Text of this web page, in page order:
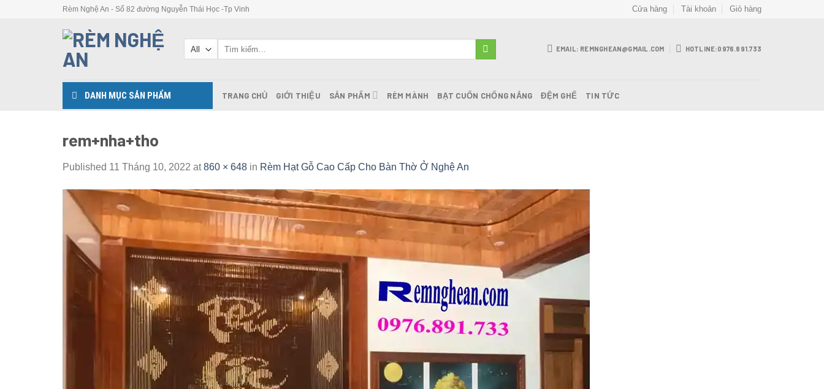
Rèm Nghệ An - Số 82 đường Nguyễn Thái Học -Tp Vinh Cửa hàng Tài khoản Giỏ hàng
EMAIL: REMNGHEAN@GMAIL.COM HOTLINE:0976.891.733
DANH MỤC SẢN PHẨM TRANG CHỦ GIỚI THIỆU SẢN PHẨM RÈM MÀNH BẠT CUỐN CHỐNG NẮNG ĐỆM GHẾ TIN TỨC
rem+nha+tho
Published 11 Tháng 10, 2022 at860 × 648 in Rèm Hạt Gỗ Cao Cấp Cho Bàn Thờ Ở Nghệ An